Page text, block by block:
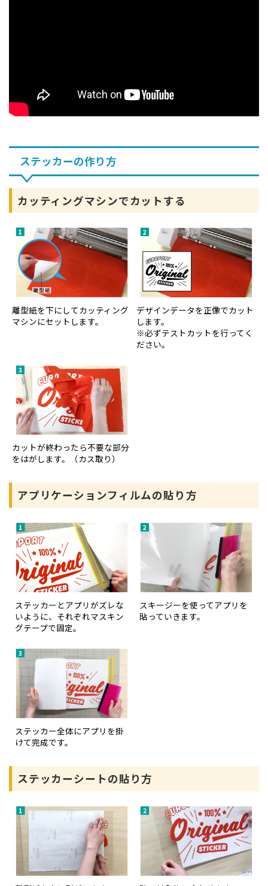
ステッカーの作り方
カッティングマシンでカットする
離型紙を下にしてカッティング
マシンにセットします。
デザインデータを正像でカット
します。
※必ずテストカットを行ってく
ださい。
カットが終わったら不要な部分
をはがします。（カス取り）
アプリケーションフィルムの貼り方
ステッカーとアプリがズレな
いように、それぞれマスキン
グテープで固定。
スキージーを使ってアプリを
貼っていきます。
ステッカー全体にアプリを掛
けて完成です。
ステッカーシートの貼り方